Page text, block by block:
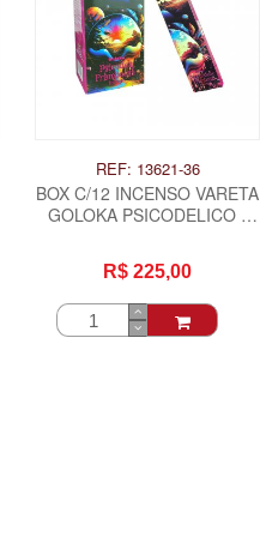
REF: 13621-36
BOX C/12 INCENSO VARETA
GOLOKA PSICODELICO -
R$ 225,00